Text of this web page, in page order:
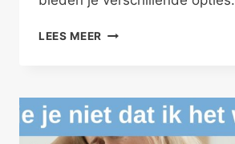
LEES MEER JE
VOELEN